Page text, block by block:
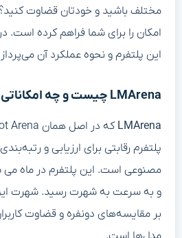
مختلف باشید و خودتان قضاوت کنید؟
امکان را برای شما فراهم کرده است.
این پلتفرم و نحوه عملکرد آن
LMArena چیست و چه امکاناتی دارد؟
LMArena
پلتفرم رقابتی برای ارزیابی و
و به سرعت به شهرت رسید. شهرت
بر مقایسه‌های دونفره و قضاوت